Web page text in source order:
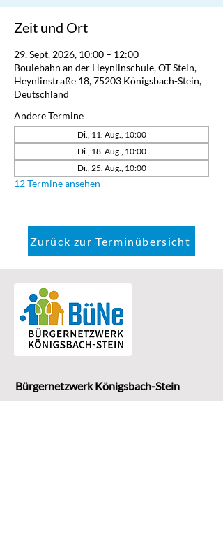
Zeit und Ort
29. Sept. 2026, 10:00 – 12:00
Boulebahn an der Heynlinschule, OT Stein,
Heynlinstraße 18, 75203 Königsbach-Stein,
Deutschland
Andere Termine
Di., 11. Aug., 10:00
Di., 18. Aug., 10:00
Di., 25. Aug., 10:00
12 Termine ansehen
Zurück zur Terminübersicht
Bürgernetzwerk Königsbach-Stein